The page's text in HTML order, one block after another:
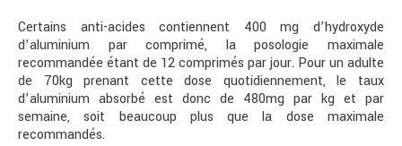
Certains anti-acides contiennent 400 mg d’hydroxyde
d’aluminium par comprimé, la posologie maximale
recommandée étant de 12 comprimés par jour. Pour un adulte
de 70kg prenant cette dose quotidiennement, le taux
d’aluminium absorbé est donc de 480mg par kg et par
semaine, soit beaucoup plus que la dose maximale
recommandés.